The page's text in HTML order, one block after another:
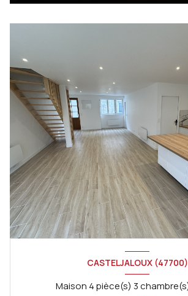
CASTELJALOUX (47700)